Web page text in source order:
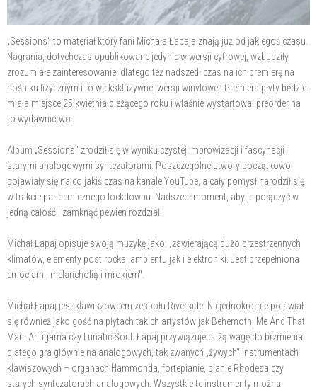
„Sessions" to materiał który fani Michała Łapaja znają już od jakiegoś czasu.
Nagrania, dotychczas opublikowane jedynie w wersji cyfrowej, wzbudziły
zrozumiałe zainteresowanie, dlatego też nadszedł czas na ich premierę na
nośniku fizycznym i to w ekskluzywnej wersji winylowej. Premiera płyty będzie
miała miejsce 25 kwietnia bieżącego roku i właśnie wystartował preorder na
to wydawnictwo:
Album „Sessions" zrodził się w wyniku czystej improwizacji i fascynacji
starymi analogowymi syntezatorami. Poszczególne utwory początkowo
pojawiały się na co jakiś czas na kanale YouTube, a cały pomysł narodził się
w trakcie pandemicznego lockdownu. Nadszedł moment, aby je połączyć w
jedną całość i zamknąć pewien rozdział.
Michał Łapaj opisuje swoją muzykę jako: „zawierającą dużo przestrzennych
klimatów, elementy post rocka, ambientu jak i elektroniki. Jest przepełniona
emocjami, melancholią i mrokiem".
Michał Łapaj jest klawiszowcem zespołu Riverside. Niejednokrotnie pojawiał
się również jako gość na płytach takich artystów jak Behemoth, Me And That
Man, Antigama czy Lunatic Soul. Łapaj przywiązuje dużą wagę do brzmienia,
dlatego gra głównie na analogowych, tak zwanych „żywych" instrumentach
klawiszowych – organach Hammonda, fortepianie, pianie Rhodesa czy
starych syntezatorach analogowych. Wszystkie te instrumenty można